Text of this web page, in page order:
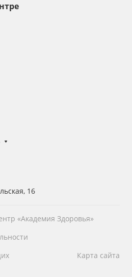
16
«Академия Здоровья»
Карта сайта